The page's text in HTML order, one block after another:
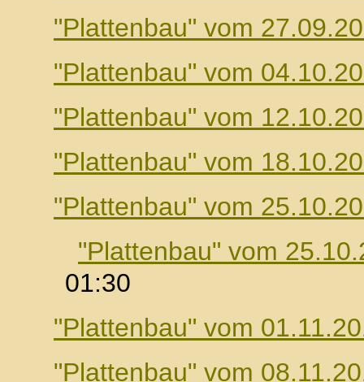
"Plattenbau" vom
"Plattenbau" vom
"Plattenbau" vom
"Plattenbau" vom
"Plattenbau" vom
"Plattenbau" vom
01:30
"Plattenbau" vom
"Plattenbau" vom